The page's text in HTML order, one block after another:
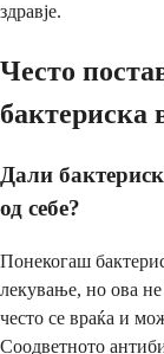
здравје.
Често
бактериска
Дали
од себе?
Понекогаш
лекување, но ова
често се враќа и
Соодветното